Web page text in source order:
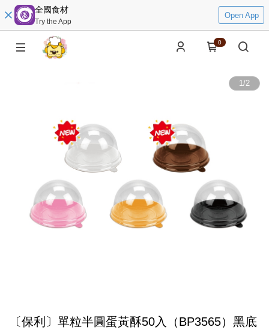
全國食材
Try the App
Open App
0
1/2
〔保利〕單粒半圓蛋黃酥50入（BP3565）黑底